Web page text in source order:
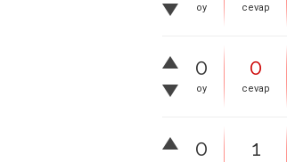
oy cevap
0
oy
0
cevap
0 1